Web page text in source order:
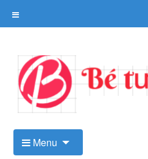
Kho tài liệu tư
Menu